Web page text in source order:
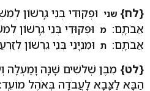
{לח} שני וּפְקוּדֵי בְּנֵי גֵֽרְשׁוֹן
אֲבֹתָֽם: מ וּפְקוּדֵי בְּנֵי גֵֽרְשׁוֹן
אֲבֹתָֽם: ת וּמִנְיָנֵי בְּנֵי גֵרְשׁוֹן
{לט} מִבֶּן שְׁלֹשִׁים שָׁנָה וָמַעְלָה
הַבָּא לַצָּבָא לַֽעֲבֹדָה בְּאֹהֶל מוֹעֵֽד: